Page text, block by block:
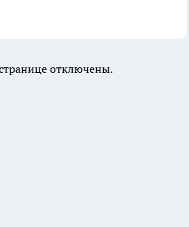
отключены.